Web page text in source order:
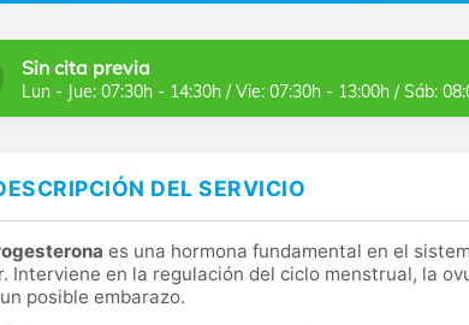
Sin cita previa
Lun - Jue: 07:30h - 14:30h / Vie: 07:30h - 13:00h / Sáb:
DEL SERVICIO
es una hormona fundamental en el
Interviene en la regulación del ciclo menstrual, la
posible embarazo.